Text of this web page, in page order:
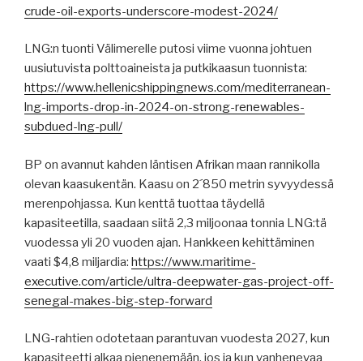
crude-oil-exports-underscore-modest-2024/
LNG:n tuonti Välimerelle putosi viime vuonna johtuen
uusiutuvista polttoaineista ja putkikaasun tuonnista:
https://www.hellenicshippingnews.com/mediterranean-
lng-imports-drop-in-2024-on-strong-renewables-
subdued-lng-pull/
BP on avannut kahden läntisen Afrikan maan rannikolla
olevan kaasukentän. Kaasu on 2´850 metrin syvyydessä
merenpohjassa. Kun kenttä tuottaa täydellä
kapasiteetilla, saadaan siitä 2,3 miljoonaa tonnia LNG:tä
vuodessa yli 20 vuoden ajan. Hankkeen kehittäminen
vaati $4,8 miljardia: https://www.maritime-
executive.com/article/ultra-deepwater-gas-project-off-
senegal-makes-big-step-forward
LNG-rahtien odotetaan parantuvan vuodesta 2027, kun
kapasiteetti alkaa pienenemään, jos ja kun vanhenevaa